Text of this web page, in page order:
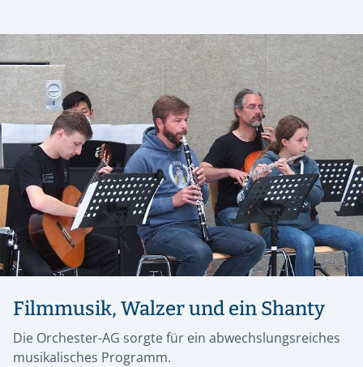
Filmmusik, Walzer und ein Shanty
Die Orchester-AG sorgte für ein abwechslungsreiches
musikalisches Programm.